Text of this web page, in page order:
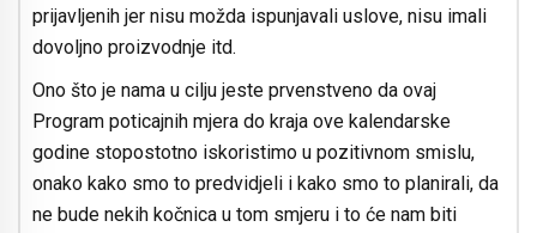
prijavljenih jer nisu možda ispunjavali uslove, nisu imali
dovoljno proizvodnje itd.
Ono što je nama u cilju jeste prvenstveno da ovaj
Program poticajnih mjera do kraja ove kalendarske
godine stopostotno iskoristimo u pozitivnom smislu,
onako kako smo to predvidjeli i kako smo to planirali, da
ne bude nekih kočnica u tom smjeru i to će nam biti